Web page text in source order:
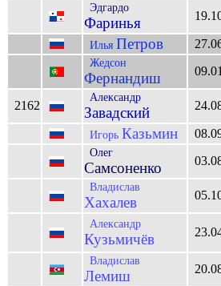
Эдгардо
Фаринья
Илья Петров
Жедсон
Фернандиш
2162
Александр
Завадский
Игорь Казьмин
Олег
Самсоненко
Владислав
Хахалев
Александр
Кузьмичёв
Владислав
Лемиш